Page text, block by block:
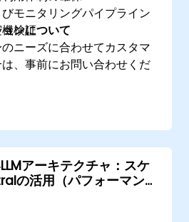
モニタリングパイプライン
検証
ンについて
ニーズに合わせてカスタマ
、事前にお問い合わせくだ
アーキテクチャ：スケ
の活用（パフォーマンス